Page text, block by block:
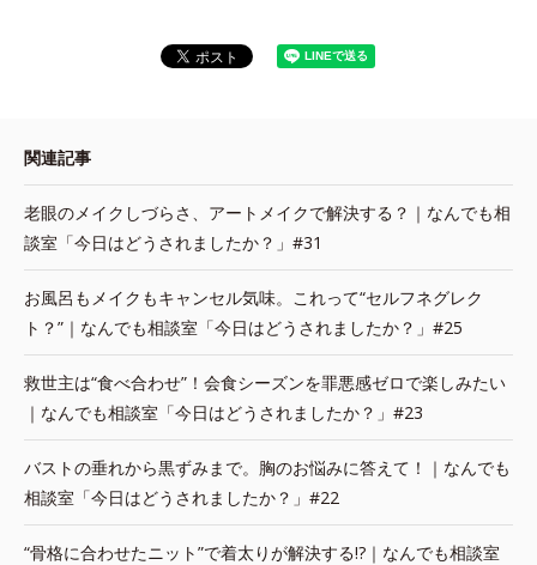
関連記事
老眼のメイクしづらさ、アートメイクで解決する？｜なんでも相
談室「今日はどうされましたか？」#31
お風呂もメイクもキャンセル気味。これって“セルフネグレク
ト？”｜なんでも相談室「今日はどうされましたか？」#25
救世主は“食べ合わせ”！会食シーズンを罪悪感ゼロで楽しみたい
｜なんでも相談室「今日はどうされましたか？」#23
バストの垂れから黒ずみまで。胸のお悩みに答えて！｜なんでも
相談室「今日はどうされましたか？」#22
“骨格に合わせたニット”で着太りが解決する!?｜なんでも相談室